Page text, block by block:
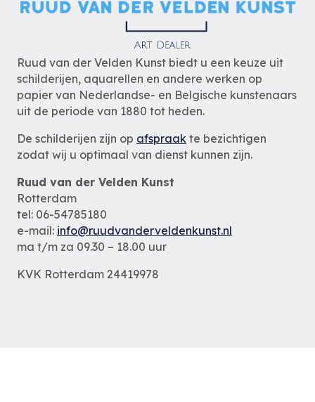
Ruud van der Velden Kunst biedt u een keuze uit
schilderijen, aquarellen en andere werken op
papier van Nederlandse- en Belgische kunstenaars
uit de periode van 1880 tot heden.
De schilderijen zijn op afspraak te bezichtigen
zodat wij u optimaal van dienst kunnen zijn.
Ruud van der Velden Kunst
Rotterdam
tel: 06-54785180
e-mail: info@ruudvanderveldenkunst.nl
ma t/m za 09.30 – 18.00 uur
KVK Rotterdam 24419978